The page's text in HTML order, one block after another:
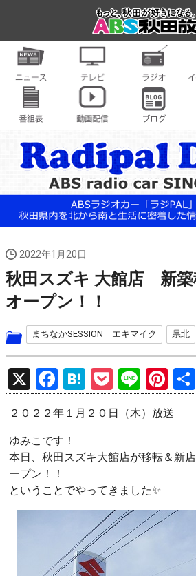
2022年1月20日
秋田スズキ 大館店 新築
オープン！！
まちなかSESSION エキマイク 県北
X
F
a
ce
b
o
o
k
H
at
e
n
a
P
o
ck
et
Li
n
e
Pi
nt
er
es
t
２０２２年１月２０日（木）放送
ゆみこです！
本日、秋田スズキ大館店が移転＆新
ープン！！
ということでやってきました✨